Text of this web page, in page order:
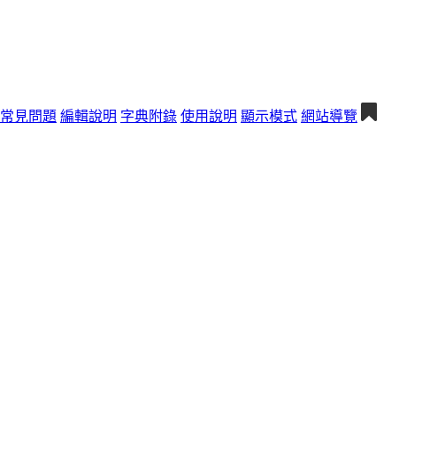
常見問題 編輯說明 字典附錄 使用說明 顯示模式 網站導覽